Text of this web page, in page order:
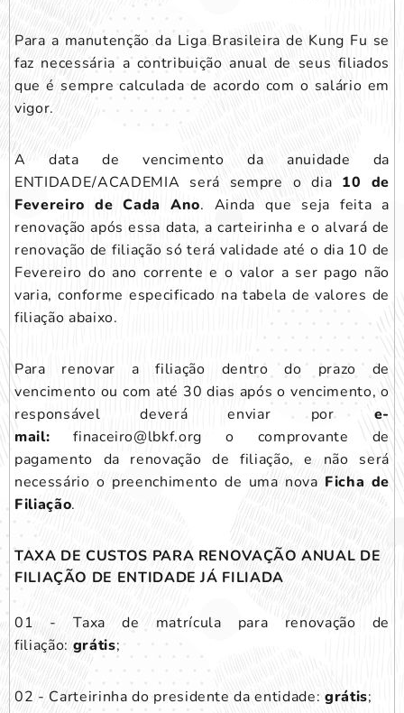
Para a manutenção da Liga Brasileira de Kung Fu se
faz necessária a contribuição anual de seus filiados
que é sempre calculada de acordo com o salário em
vigor.
A data de vencimento da anuidade da
ENTIDADE/ACADEMIA será sempre o dia 10 de
Fevereiro de Cada Ano. Ainda que seja feita a
renovação após essa data, a carteirinha e o alvará de
renovação de filiação só terá validade até o dia 10 de
Fevereiro do ano corrente e o valor a ser pago não
varia, conforme especificado na tabela de valores de
filiação abaixo.
Para renovar a filiação dentro do prazo de
vencimento ou com até 30 dias após o vencimento, o
responsável deverá enviar por e-
mail: finaceiro@lbkf.org o comprovante de
pagamento da renovação de filiação, e não será
necessário o preenchimento de uma nova Ficha de
Filiação.
TAXA DE CUSTOS PARA RENOVAÇÃO ANUAL DE
FILIAÇÃO DE ENTIDADE JÁ FILIADA
01 - Taxa de matrícula para renovação de
filiação:grátis;
02 - Carteirinha do presidente da entidade:grátis;